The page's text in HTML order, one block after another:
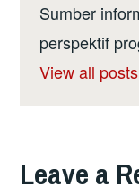
Sumber
perspektif
View all
Leave a